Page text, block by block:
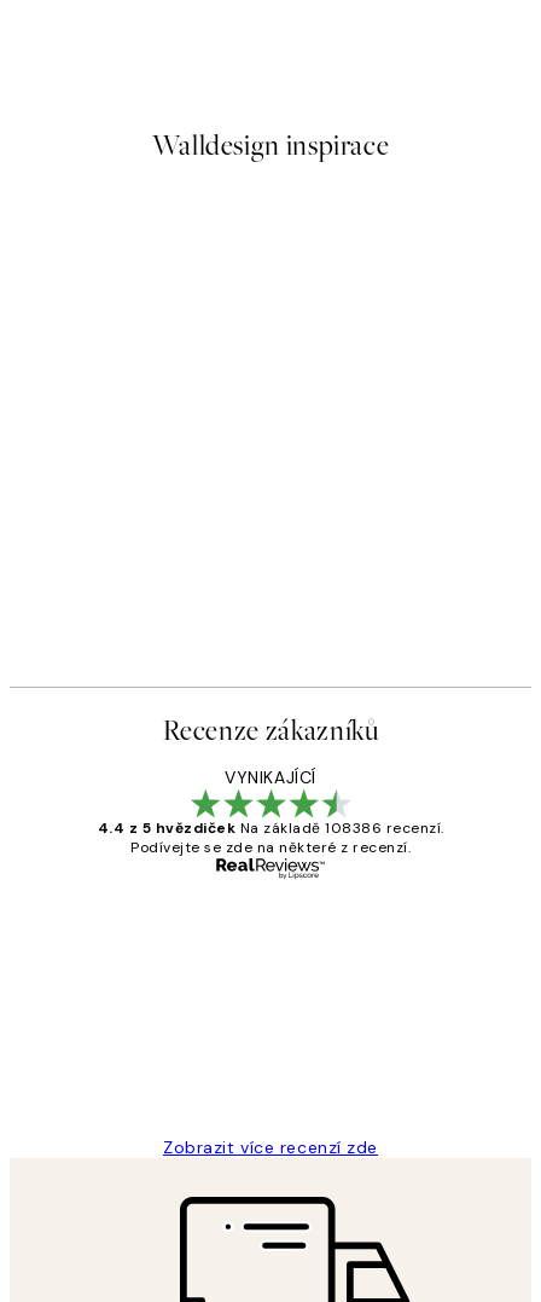
Walldesign inspirace
Recenze zákazníků
VYNIKAJÍCÍ
4.4 z 5 hvězdiček Na základě 108386 recenzí.
Podívejte se zde na některé z recenzí.
Zobrazit více recenzí zde